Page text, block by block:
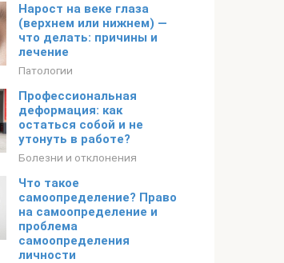
Нарост на веке глаза
(верхнем или нижнем) —
что делать: причины и
лечение
Патологии
Профессиональная
деформация: как
остаться собой и не
утонуть в работе?
Болезни и отклонения
Что такое
самоопределение? Право
на самоопределение и
проблема
самоопределения
личности